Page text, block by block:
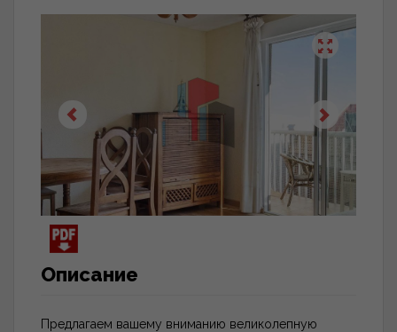
Описание
Предлагаем вашему вниманию великолепную